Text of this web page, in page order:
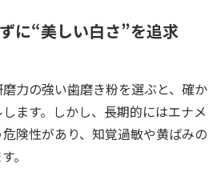
に“美しい白さ”を追求
力の強い歯磨き粉を選ぶと、確か
ます。しかし、長期的にはエナメ
険性があり、知覚過敏や黄ばみの
。